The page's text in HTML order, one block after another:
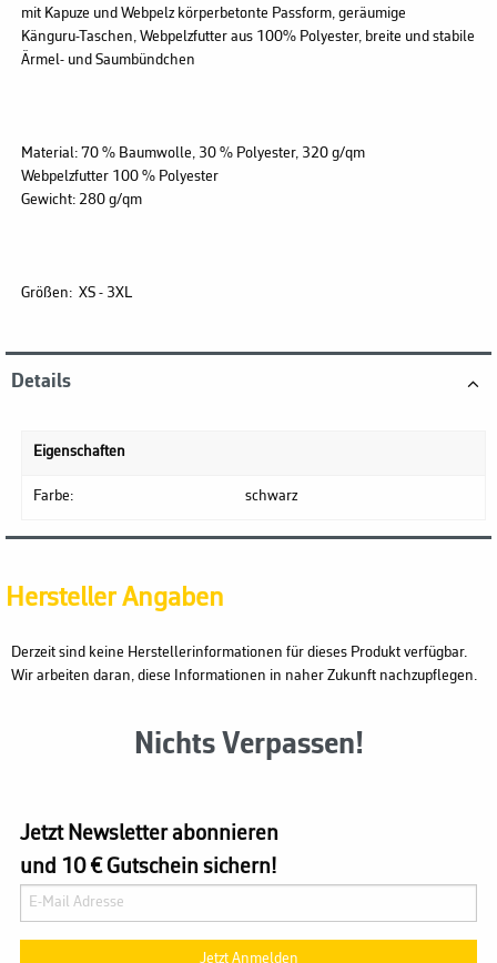
mit Kapuze und Webpelz körperbetonte Passform, geräumige
Känguru-Taschen, Webpelzfutter aus 100% Polyester, breite und stabile
Ärmel- und Saumbündchen
Material: 70 % Baumwolle, 30 % Polyester, 320 g/qm
Webpelzfutter 100 % Polyester
Gewicht: 280 g/qm
Größen: XS - 3XL
Details
Eigenschaften
Farbe: schwarz
Hersteller Angaben
Derzeit sind keine Herstellerinformationen für dieses Produkt verfügbar.
Wir arbeiten daran, diese Informationen in naher Zukunft nachzupflegen.
Nichts Verpassen!
Jetzt Newsletter abonnieren
und 10 € Gutschein sichern!
Jetzt Anmelden